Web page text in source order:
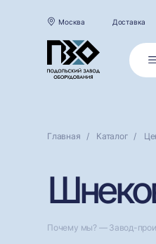
Москва Доставка
Главная Каталог
Почему мы? — Завод-